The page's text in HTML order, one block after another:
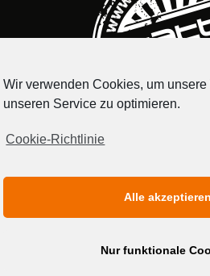
Wir verwenden Cookies, um unsere
unseren Service zu optimieren.
Cookie-Richtlinie
Alle akzeptieren
Nur funktionale